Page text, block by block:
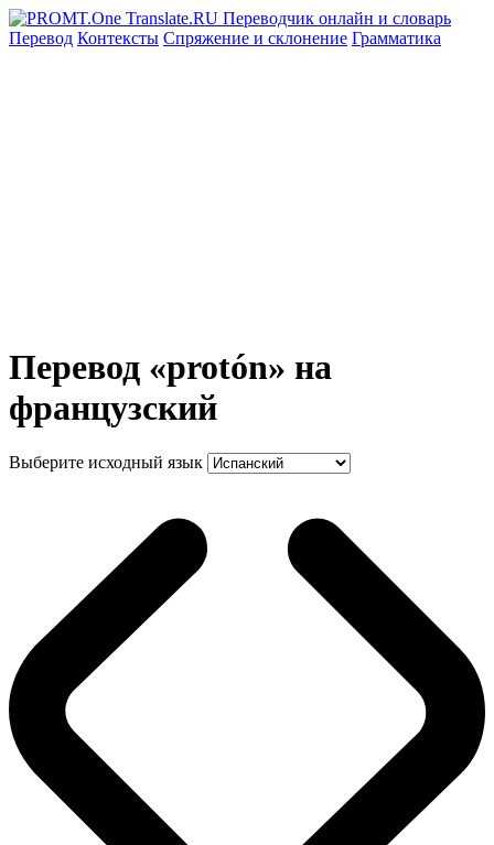
Перевод Контексты Спряжение и склонение Грамматика
Перевод «protón» на
французский
Выберите исходный язык